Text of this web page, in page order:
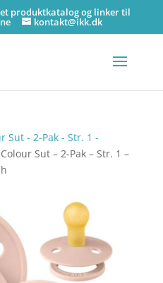
et produktkatalog og linker til
kontakt@ikk.dk
Sut - 2-Pak - Str. 1 -
Sut – 2-Pak – Str. 1 –